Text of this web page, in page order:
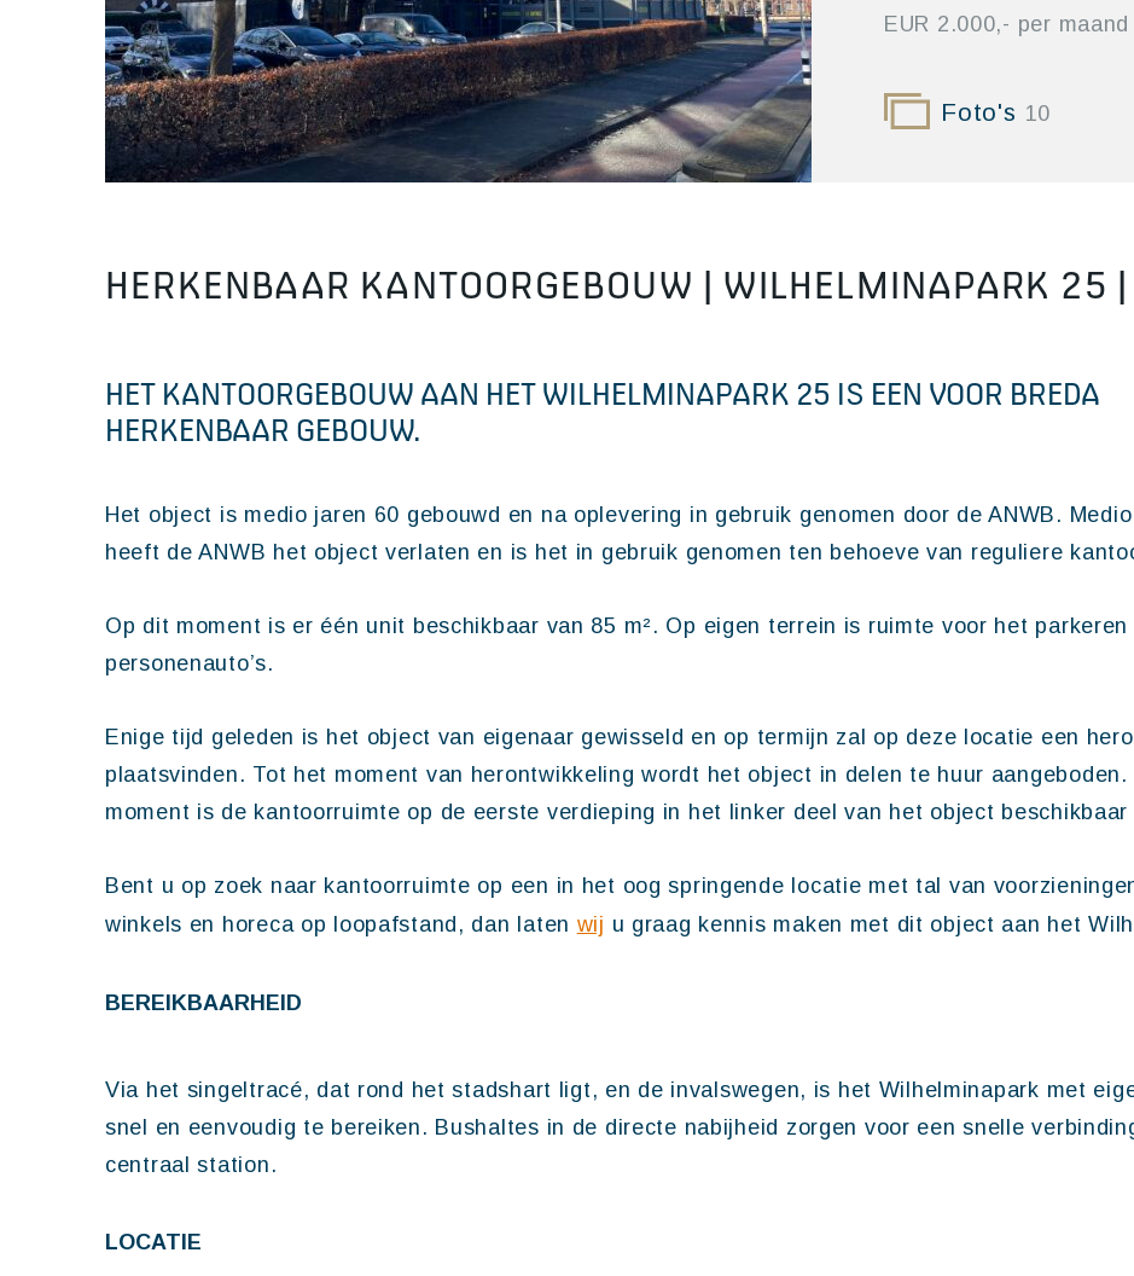
EUR 2.000,- per maand
Foto's 10
HERKENBAAR KANTOORGEBOUW | WILHELMINAPARK 25 |
HET KANTOORGEBOUW AAN HET WILHELMINAPARK 25 IS EEN VOOR BREDA
HERKENBAAR GEBOUW.
Het object is medio jaren 60 gebouwd en na oplevering in gebruik genomen door de ANWB.
heeft de ANWB het object verlaten en is het in gebruik genomen ten behoeve van reguliere
Op dit moment is er één unit beschikbaar van 85 m². Op eigen terrein is ruimte voor het parkeren
personenauto’s.
Enige tijd geleden is het object van eigenaar gewisseld en op termijn zal op deze locatie een
plaatsvinden. Tot het moment van herontwikkeling wordt het object in delen te huur aangeboden.
moment is de kantoorruimte op de eerste verdieping in het linker deel van het object beschikbaar
Bent u op zoek naar kantoorruimte op een in het oog springende locatie met tal van
winkels en horeca op loopafstand, dan laten wij u graag kennis maken met dit object aan het
BEREIKBAARHEID
Via het singeltracé, dat rond het stadshart ligt, en de invalswegen, is het Wilhelminapark met
snel en eenvoudig te bereiken. Bushaltes in de directe nabijheid zorgen voor een snelle
centraal station.
LOCATIE